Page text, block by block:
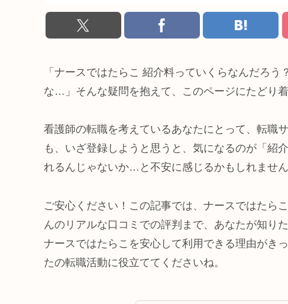
「ナースではたらこ 紹介料っていくらなんだろ
な…」そんな疑問を抱えて、このページにたどり
看護師の転職を考えているあなたにとって、転職
も、いざ登録しようと思うと、気になるのが「紹
れるんじゃないか…と不安に感じるかもしれません
ご安心ください！この記事では、ナースではたら
んのリアルな口コミでの評判まで、あなたが知り
ナースではたらこを安心して利用できる理由がき
たの転職活動に役立ててくださいね。